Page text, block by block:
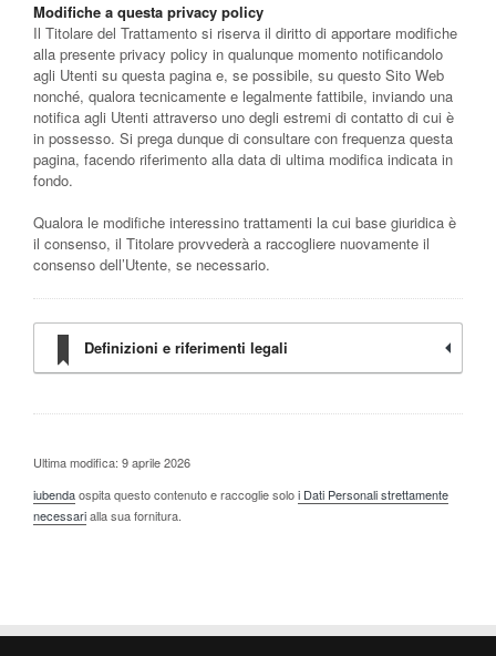
Modifiche a questa privacy policy
Il Titolare del Trattamento si riserva il diritto di apportare modifiche
alla presente privacy policy in qualunque momento notificandolo
agli Utenti su questa pagina e, se possibile, su questo Sito Web
nonché, qualora tecnicamente e legalmente fattibile, inviando una
notifica agli Utenti attraverso uno degli estremi di contatto di cui è
in possesso. Si prega dunque di consultare con frequenza questa
pagina, facendo riferimento alla data di ultima modifica indicata in
fondo.
Qualora le modifiche interessino trattamenti la cui base giuridica è
il consenso, il Titolare provvederà a raccogliere nuovamente il
consenso dell’Utente, se necessario.
Definizioni e riferimenti legali
Ultima modifica: 9 aprile 2026
iubendaospita questo contenuto e raccoglie soloi Dati Personali strettamente
necessarialla sua fornitura.